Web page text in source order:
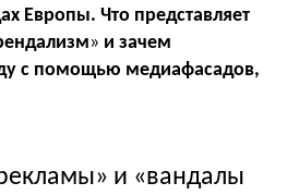
Европы. Что представляет
» и зачем
с помощью медиафасадов,
и «вандалы